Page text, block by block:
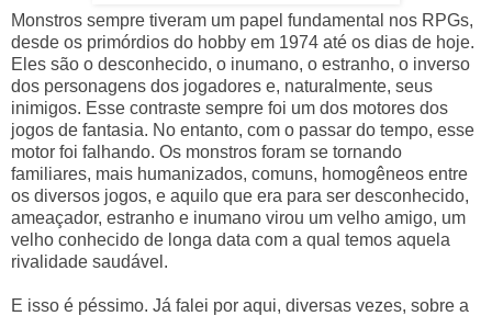
Monstros sempre tiveram um papel fundamental nos RPGs,
desde os primórdios do hobby em 1974 até os dias de hoje.
Eles são o desconhecido, o inumano, o estranho, o inverso
dos personagens dos jogadores e, naturalmente, seus
inimigos. Esse contraste sempre foi um dos motores dos
jogos de fantasia. No entanto, com o passar do tempo, esse
motor foi falhando. Os monstros foram se tornando
familiares, mais humanizados, comuns, homogêneos entre
os diversos jogos, e aquilo que era para ser desconhecido,
ameaçador, estranho e inumano virou um velho amigo, um
velho conhecido de longa data com a qual temos aquela
rivalidade saudável.
E isso é péssimo. Já falei por aqui, diversas vezes, sobre a